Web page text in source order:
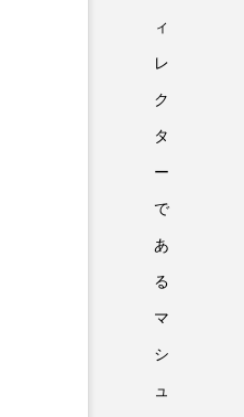
ィ
レ
ク
タ
ー
で
あ
る
マ
シ
ュ